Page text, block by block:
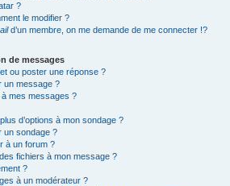
?
le modifier ?
d’un membre, on me demande de me connecter !?
de messages
ou poster une réponse ?
un message ?
mes messages ?
d’options à mon sondage ?
un sondage ?
à un forum ?
fichiers à mon message ?
?
à un modérateur ?